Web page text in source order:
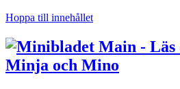
Hoppa till innehållet